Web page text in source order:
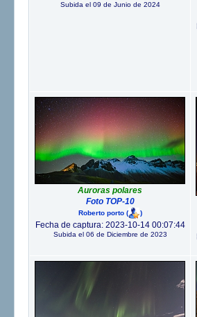
Subida el 09 de Junio de 2024
Auroras polares
Foto TOP-10
Roberto porto( )
Fecha de captura: 2023-10-14 00:07:44
Subida el 06 de Diciembre de 2023